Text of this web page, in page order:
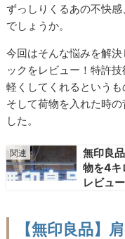
ずっしりくるあの不快
でしょうか。
今回はそんな悩みを解
ックをレビュー！特許
軽くしてくれるというも
そして荷物を入れた時
した。
無印良
物を4キ
レビュー
【無印良品】